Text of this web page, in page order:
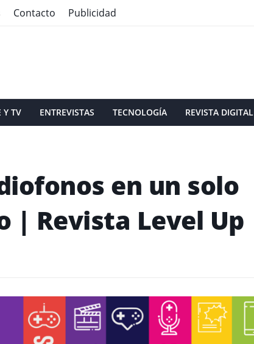
Contacto Publicidad
Y TV ENTREVISTAS TECNOLOGÍA REVISTA DIGITAL
en un solo
| Revista Level Up